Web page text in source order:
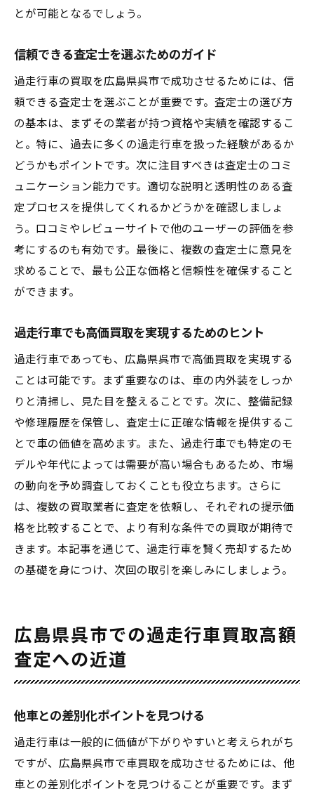
とが可能となるでしょう。
信頼できる査定士を選ぶためのガイド
過走行車の買取を広島県呉市で成功させるためには、信
頼できる査定士を選ぶことが重要です。査定士の選び方
の基本は、まずその業者が持つ資格や実績を確認するこ
と。特に、過去に多くの過走行車を扱った経験があるか
どうかもポイントです。次に注目すべきは査定士のコミ
ュニケーション能力です。適切な説明と透明性のある査
定プロセスを提供してくれるかどうかを確認しましょ
う。口コミやレビューサイトで他のユーザーの評価を参
考にするのも有効です。最後に、複数の査定士に意見を
求めることで、最も公正な価格と信頼性を確保すること
ができます。
過走行車でも高価買取を実現するためのヒント
過走行車であっても、広島県呉市で高価買取を実現する
ことは可能です。まず重要なのは、車の内外装をしっか
りと清掃し、見た目を整えることです。次に、整備記録
や修理履歴を保管し、査定士に正確な情報を提供するこ
とで車の価値を高めます。また、過走行車でも特定のモ
デルや年代によっては需要が高い場合もあるため、市場
の動向を予め調査しておくことも役立ちます。さらに
は、複数の買取業者に査定を依頼し、それぞれの提示価
格を比較することで、より有利な条件での買取が期待で
きます。本記事を通じて、過走行車を賢く売却するため
の基礎を身につけ、次回の取引を楽しみにしましょう。
広島県呉市での過走行車買取高額
査定への近道
他車との差別化ポイントを見つける
過走行車は一般的に価値が下がりやすいと考えられがち
ですが、広島県呉市で車買取を成功させるためには、他
車との差別化ポイントを見つけることが重要です。まず